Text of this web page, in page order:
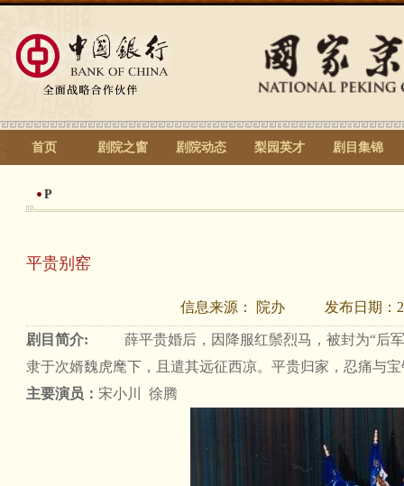
首页 剧院之窗 剧院动态 梨园英才 剧目集锦
P
平贵别窑
信息来源： 院办 发布日期：
剧目简介:
薛平贵婚后，因降服红鬃烈马，被封为“后
隶于次婿魏虎麾下，且遣其远征西凉。平贵归家，忍痛与
主要演员： 宋小川 徐腾